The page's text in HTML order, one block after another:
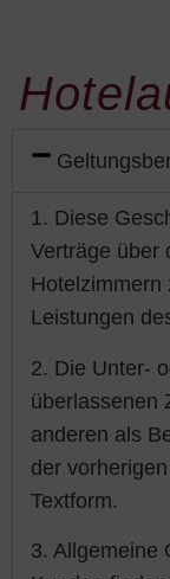
1. Diese
Verträge über
Hotelzimmern
Leistungen
2. Die Unter-
überlassenen
anderen als
der
Textform.
3. Allgemeine